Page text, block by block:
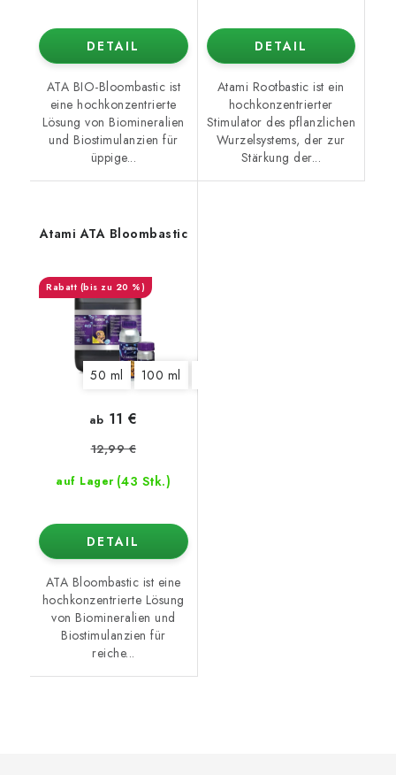
DETAIL
ATA BIO-Bloombastic ist
eine hochkonzentrierte
Lösung von Biomineralien
und Biostimulanzien für
üppige...
DETAIL
Atami Rootbastic ist ein
hochkonzentrierter
Stimulator des pflanzlichen
Wurzelsystems, der zur
Stärkung der...
Atami ATA Bloombastic
(bis zu 20 %)
50 ml 100 ml
auf Lager (43 Stk.)
ab 11 €
12,99 €
DETAIL
ATA Bloombastic ist eine
hochkonzentrierte Lösung
von Biomineralien und
Biostimulanzien für
reiche...